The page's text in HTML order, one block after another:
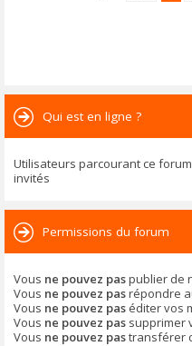
Qui est en ligne ?
Utilisateurs parcourant ce
invités
Permissions du forum
Vous ne pouvez paspublier de
Vous ne pouvez pasrépondre
Vous ne pouvez pas éditer vos
Vous ne pouvez pas supprimer
Vous ne pouvez pastransférer